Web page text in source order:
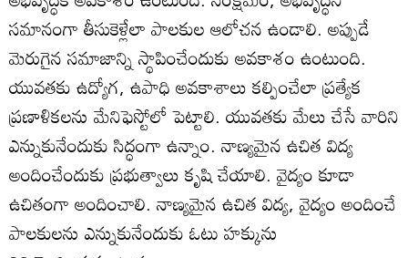
సమానంగా తీసుకెళ్లేలా పాలకుల ఆలోచన ఉండాలి. అప్పుడే
మెరుగైన సమాజాన్ని స్థాపించేందుకు అవకాశం ఉంటుంది.
యువతకు ఉద్యోగ, ఉపాధి అవకాశాలు కల్పించేలా ప్రత్యేక
ప్రణాళికలను మేనిఫెస్టోలో పెట్టాలి. యువతకు మేలు చేసే వారిని
ఎన్నుకునేందుకు సిద్ధంగా ఉన్నాం. నాణ్యమైన ఉచిత విద్య
అందించేందుకు ప్రభుత్వాలు కృషి చేయాలి. వైద్యం కూడా
ఉచితంగా అందించాలి. నాణ్యమైన ఉచిత విద్య, వైద్యం అందించే
పాలకులను ఎన్నుకునేందుకు ఓటు హక్కును